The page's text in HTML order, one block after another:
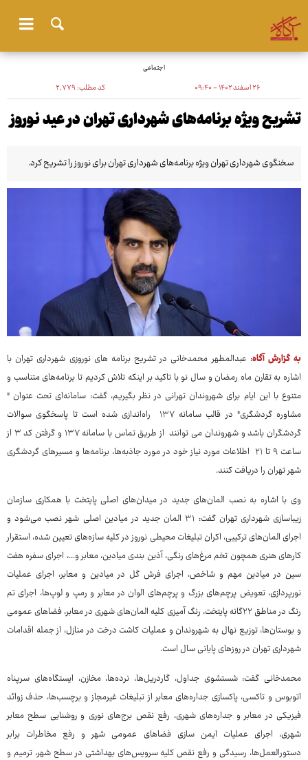
اجتماعی
۲۶ اسفند ۱۴۰۲ - ۰۹:۴۰ کد مطلب:۲٬۷۷۹
تشریح ویژه برنامه‌های شهرداری تهران در عید نوروز
سخنگوی شهرداری تهران ویژه برنامه‌های شهرداری تهران برای نوروز را تشریح کرد.
به گزارش آگاه: عبدالمطهر محمدخانی در تشریح برنامه های نوروزی شهرداری تهران با
اشاره به تقارن ماه رمضان و سال نو با تاکید بر اینکه تلاش کردیم تا برنامه‌های متناسب و
متنوع با این ایام برای شهروندان تهرانی در نظر بگیریم، گفت: سامانه‌ای تحت عنوان "
مشاوره گردشگری" در قالب سامانه ۱۳۷ راه‌اندازی شده است تا پاسخگوی سوالات
گردشگران باشد و شهروندان می توانند از طریق تماس با سامانه ۱۳۷ و گرفتن کد ۳ از
ساعت ۹ تا ۲۱ اطلاعات مورد نیاز خود در مورد جاذبه‌ها، برنامه‌ها و مسیرهای گردشگری
شهر تهران را دریافت کنند.
وی با اشاره به نصب المان‌های جدید در میدان‌های اصلی پایتخت با همکاری سازمان
زیباسازی شهرداری تهران گفت: ۳۱ المان جدید در میادین اصلی شهر نصب می‌شود و
اجرای المان‌های ترکیبی، اکران تبلیغات محیطی نوروز در کلیه سازه‌های تعیین شده، استقرار
کارهای هنری همچون تخم مرغ‌های رنگی، آذین بندی میادین، معابر و...، اجرای سفره هفت
سین در میادین مهم و شاخص، اجرای فرش گل در میادین و معابر، اجرای عملیات
نورپردازی، تعویض پرچم‌های بزرگ و پرچم‌های الوان در معابر و رمپ و لوپ‌ها، اجرای تم
رنگ در مناطق ۲۲گانه پایتخت، رنگ آمیزی کلیه المان‌های شهری در معابر، فضاهای عمومی
و بوستان‌ها، توزیع نهال به شهروندان و عملیات کاشت درخت در منازل، از جمله اقدامات
شهرداری تهران در روزهای پایانی سال است.
محمدخانی گفت: شستشوی جداول، گاردریل‌ها، نرده‌ها، مخازن، ایستگاه‌های سرپناه
اتوبوس و تاکسی، پاکسازی جداره‌های معابر از تبلیغات غیرمجاز و برچسب‌ها، حذف زوائد
فیزیکی در معابر و جداره‌های شهری، رفع نقص برج‌های نوری و روشنایی سطح معابر
شهری، اجرای عملیات ایمن سازی فضاهای عمومی شهر و رفع مخاطرات برابر
دستورالعمل‌ها، رسیدگی و رفع نقص کلیه سرویس‌های بهداشتی در سطح شهر، ترمیم و